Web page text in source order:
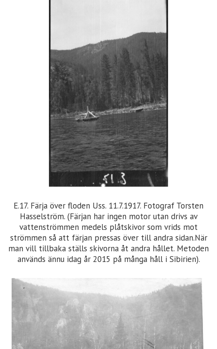
E.17. Färja över floden Uss. 11.7.1917. Fotograf Torsten
Hasselström. (Färjan har ingen motor utan drivs av
vattenströmmen medels plåtskivor som vrids mot
strömmen så att färjan pressas över till andra sidan.När
man vill tillbaka ställs skivorna åt andra hållet. Metoden
används ännu idag år 2015 på många håll i Sibirien).